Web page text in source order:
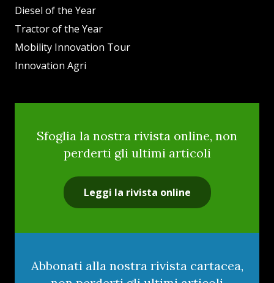
Diesel of the Year
Tractor of the Year
Mobility Innovation Tour
Innovation Agri
Sfoglia la nostra rivista online, non
perderti gli ultimi articoli
Leggi la rivista online
Abbonati alla nostra rivista cartacea,